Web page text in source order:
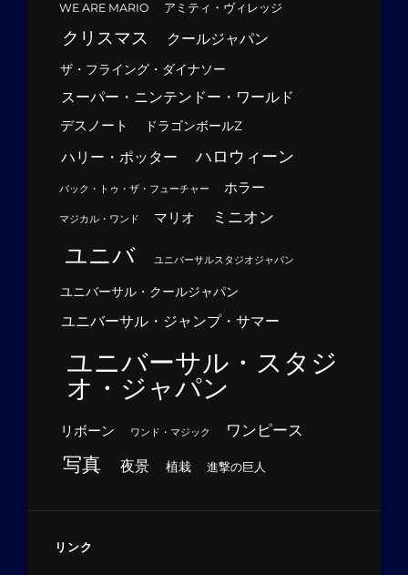
WE ARE MARIO アミティ・ヴィレッジ
クリスマス クールジャパン
ザ・フライング・ダイナソー
スーパー・ニンテンドー・ワールド
デスノート ドラゴンボールZ
ハリー・ポッター ハロウィーン
バック・トゥ・ザ・フューチャー ホラー
マジカル・ワンド マリオ ミニオン
ユニバ ユニバーサルスタジオジャパン
ユニバーサル・クールジャパン
ユニバーサル・ジャンプ・サマー
ユニバーサル・スタジ
オ・ジャパン
リボーン ワンド・マジック ワンピース
写真 夜景 植栽 進撃の巨人
リンク